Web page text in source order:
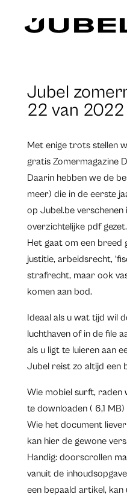
Jubel
22 van 2022
Met enige trots stellen
gratis Zomermagazine
Daarin hebben we de
meer) die in de eerste
op Jubel.beverschenen
overzichtelijke pdf gezet.
Het gaat om een breed
justitie, arbeidsrecht,
strafrecht, maar ook
komen aan bod.
Ideaal als u wat tijd wil
luchthaven of in de file
als u ligt te luieren aan
Jubel reist zo altijd een
Wie mobiel surft, raden
te downloaden( 6,1 MB)
Wie het document
kan hier de gewone
Handig: doorscrollen
vanuit de
een bepaald artikel,